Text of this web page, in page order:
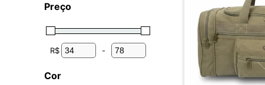
Preço
R$ Minimum Price
-Maximum Price
Cor